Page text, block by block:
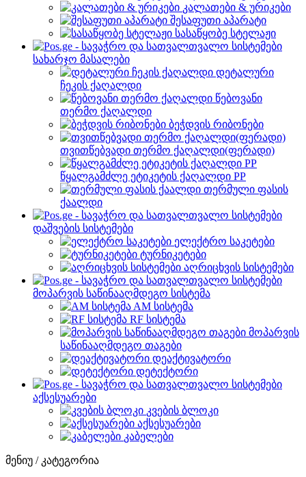
კალათები & ურიკები
შესაფუთი აპარატი
სასაწყობე სტელაჟი
სახარჯო მასალები
დეტალური
ჩეკის ქაღალდი
წებოვანი
თერმო ქაღალდი
ბეჭდვის რიბონები
თვითწებვადი თერმო ქაღალდი(ფერადი)
წყალგამძლე ეტიკეტის ქაღალდი PP
თერმული ფასის
ქაალდი
დაშვების სისტემები
ელექტრო საკეტები
ტურნიკეტები
აღრიცხვის სისტემები
მოპარვის საწინააღმდეგო სისტემა
AM სისტემა
RF სისტემა
მოპარვის
საწინააღმდეგო თაგები
დეაქტივატორი
დეტექტორი
აქსესუარები
კვების ბლოკი
აქსესუარები
კაბელები
მენიუ / კატეგორია